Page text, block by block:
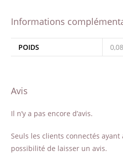
Informations
POIDS
Avis
Il n’y a pas encore d’avis.
Seuls les clients connectés
possibilité de laisser un avis.